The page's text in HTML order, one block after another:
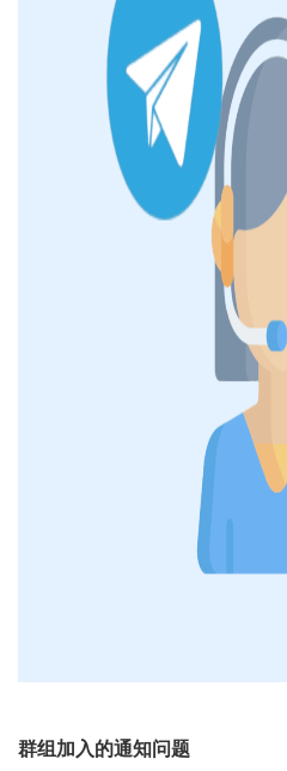
群组加入的通知问题